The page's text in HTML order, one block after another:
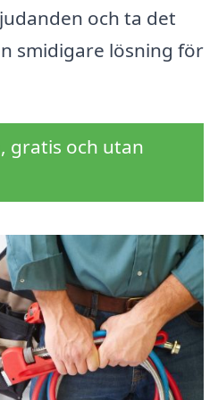
och ta det
smidigare lösning för
gratis och utan